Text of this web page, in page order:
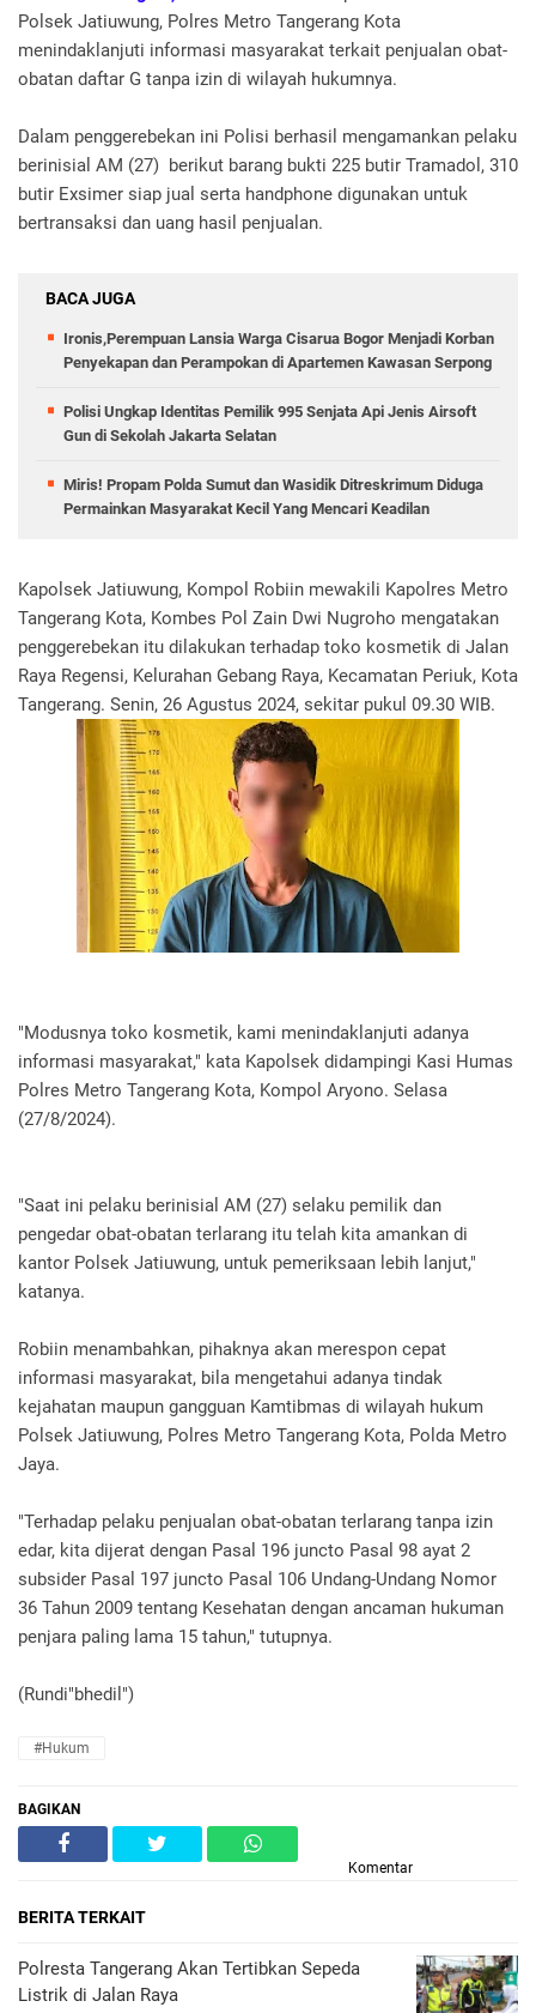
Polsek Jatiuwung, Polres Metro Tangerang Kota
menindaklanjuti informasi masyarakat terkait penjualan obat-
obatan daftar G tanpa izin di wilayah hukumnya.
Dalam penggerebekan ini Polisi berhasil mengamankan pelaku
berinisial AM (27) berikut barang bukti 225 butir Tramadol, 310
butir Exsimer siap jual serta handphone digunakan untuk
bertransaksi dan uang hasil penjualan.
BACA JUGA
Ironis,Perempuan Lansia Warga Cisarua Bogor Menjadi Korban
Penyekapan dan Perampokan di Apartemen Kawasan Serpong
Polisi Ungkap Identitas Pemilik 995 Senjata Api Jenis Airsoft
Gun di Sekolah Jakarta Selatan
Miris! Propam Polda Sumut dan Wasidik Ditreskrimum Diduga
Permainkan Masyarakat Kecil Yang Mencari Keadilan
Kapolsek Jatiuwung, Kompol Robiin mewakili Kapolres Metro
Tangerang Kota, Kombes Pol Zain Dwi Nugroho mengatakan
penggerebekan itu dilakukan terhadap toko kosmetik di Jalan
Raya Regensi, Kelurahan Gebang Raya, Kecamatan Periuk, Kota
Tangerang. Senin, 26 Agustus 2024, sekitar pukul 09.30 WIB.
"Modusnya toko kosmetik, kami menindaklanjuti adanya
informasi masyarakat," kata Kapolsek didampingi Kasi Humas
Polres Metro Tangerang Kota, Kompol Aryono. Selasa
(27/8/2024).
"Saat ini pelaku berinisial AM (27) selaku pemilik dan
pengedar obat-obatan terlarang itu telah kita amankan di
kantor Polsek Jatiuwung, untuk pemeriksaan lebih lanjut,"
katanya.
Robiin menambahkan, pihaknya akan merespon cepat
informasi masyarakat, bila mengetahui adanya tindak
kejahatan maupun gangguan Kamtibmas di wilayah hukum
Polsek Jatiuwung, Polres Metro Tangerang Kota, Polda Metro
Jaya.
"Terhadap pelaku penjualan obat-obatan terlarang tanpa izin
edar, kita dijerat dengan Pasal 196 juncto Pasal 98 ayat 2
subsider Pasal 197 juncto Pasal 106 Undang-Undang Nomor
36 Tahun 2009 tentang Kesehatan dengan ancaman hukuman
penjara paling lama 15 tahun," tutupnya.
(Rundi"bhedil")
#Hukum
BAGIKAN
Komentar
BERITA TERKAIT
Polresta Tangerang Akan Tertibkan Sepeda
Listrik di Jalan Raya